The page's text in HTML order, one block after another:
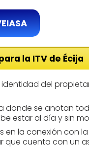
la ITV de Écija
identidad del
donde se anotan
estar al día y sin
en la conexión con
que cuenta con un